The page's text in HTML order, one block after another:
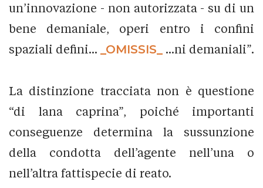
un’innovazione - non autorizzata - su di un
bene demaniale, operi entro i confini
spaziali defini...
_OMISSIS_ ...ni demaniali”.
La distinzione tracciata non è questione
“di lana caprina”, poiché importanti
conseguenze determina la sussunzione
della condotta dell’agente nell’una o
nell’altra fattispecie di reato.